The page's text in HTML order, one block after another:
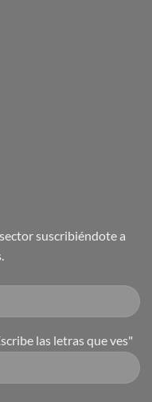
suscribiéndote a
las letras que ves"